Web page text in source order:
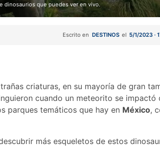
dinosaurios que puedes ver en vivo.
Escrito en DESTINOS el 5/1/2023 ·
criaturas, en su mayoría de gran
cuando un meteorito se impactó
parques temáticos que hay en México,
más esqueletos de estos